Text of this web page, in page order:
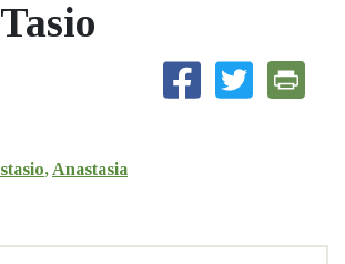
MARCIAL DEL ADALID
CASA-MUSEO EMILIA PARDO
FIGURAS HOMENAXEADAS
60 ANOS DLG
PORTAL DAS PALABRAS
Bluesky
, Anastasia